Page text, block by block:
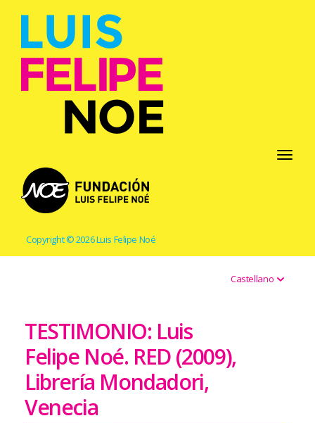
Toggle
Copyright © 2026 Luis Felipe Noé
Castellano
TESTIMONIO: Luis
Felipe Noé. RED (2009),
Librería Mondadori,
Venecia